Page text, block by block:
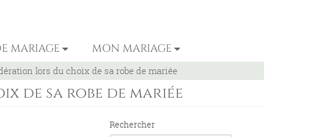
MARIAGE MON MARIAGE
lors du choix de sa robe de mariée
de sa robe de mariée
Rechercher